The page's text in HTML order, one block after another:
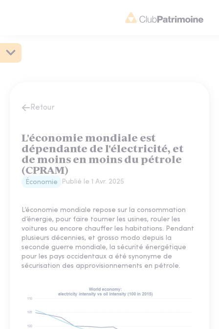
Retour
L'économie mondiale est
dépendante de l'électricité, et
de moins en moins du pétrole
(CPRAM)
Économie Publié le 1 Avr. 2025
L’économie mondiale repose sur la consommation
d’énergie, pour faire tourner les usines, rouler les
voitures ou encore chauffer les habitations. Pendant
plusieurs décennies, et grosso modo depuis la
seconde guerre mondiale, la sécurité énergétique
pour les pays occidentaux a été synonyme de
sécurisation des approvisionnements en pétrole.